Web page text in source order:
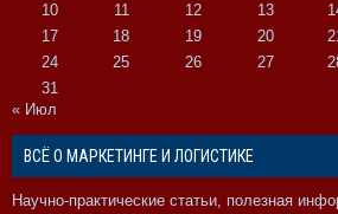
10
11 12 13
17
18 19 20
24
25 26 27
31
« Июл
ВСЁ О МАРКЕТИНГЕ И ЛОГИСТИКЕ
Научно-практические статьи, полезная